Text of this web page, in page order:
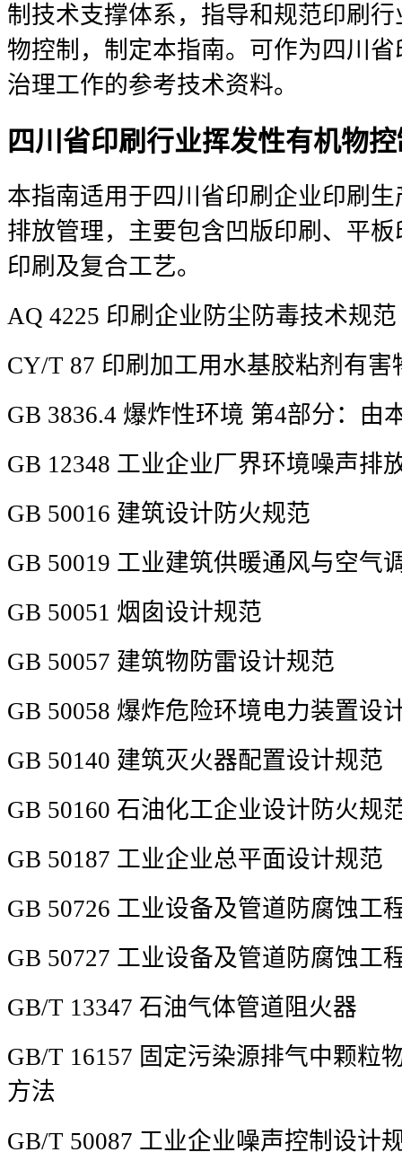
制技术支撑体系，指导和规范印刷
物控制，制定本指南。可作为四川
治理工作的参考技术资料。
四川省印刷行业挥发性有机物
本指南适用于四川省印刷企业印刷
排放管理，主要包含凹版印刷、平
印刷及复合工艺。
AQ 4225 印刷企业防尘防毒技术规范
CY/T 87 印刷加工用水基胶粘剂有害
GB 3836.4 爆炸性环境 第4部分：由
GB 12348 工业企业厂界环境噪声排
GB 50016 建筑设计防火规范
GB 50019 工业建筑供暖通风与空气
GB 50051 烟囱设计规范
GB 50057 建筑物防雷设计规范
GB 50058 爆炸危险环境电力装置设
GB 50140 建筑灭火器配置设计规范
GB 50160 石油化工企业设计防火规
GB 50187 工业企业总平面设计规范
GB 50726 工业设备及管道防腐蚀工
GB 50727 工业设备及管道防腐蚀工
GB/T 13347 石油气体管道阻火器
GB/T 16157 固定污染源排气中颗粒
方法
GB/T 50087 工业企业噪声控制设计